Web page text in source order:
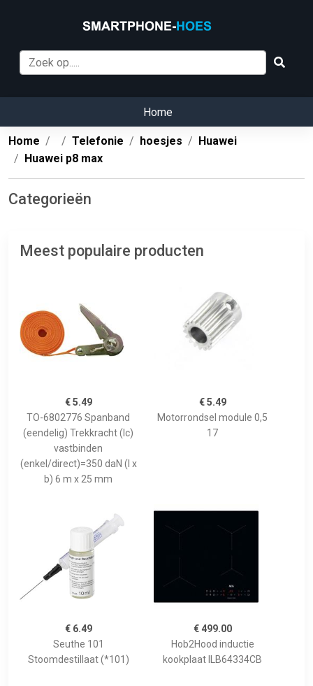
Home
Home Telefonie hoesjes
Huawei
Huawei p8 max
Categorieën
Meest populaire producten
€ 5.49
TO-6802776 Spanband
(eendelig) Trekkracht (lc)
vastbinden
(enkel/direct)=350 daN (l x
b) 6 m x 25 mm
€ 5.49
Motorrondsel module 0,5
17
€ 6.49
Seuthe 101
Stoomdestillaat (*101)
€ 499.00
Hob2Hood inductie
kookplaat ILB64334CB